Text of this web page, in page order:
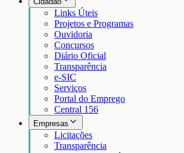
Links Úteis
Projetos e Programas
Ouvidoria
Concursos
Diário Oficial
Transparência
e-SIC
Serviços
Portal do Emprego
Central 156
Empresas
Licitações
Transparência